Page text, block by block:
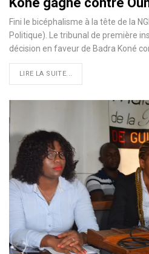
Fini le bicéphalisme à la tête de la
Politique). Le tribunal de première
décision en faveur de Badra Koné
LIRE LA SUITE...